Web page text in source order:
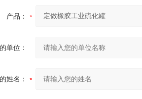
产品：
单位：
姓名：